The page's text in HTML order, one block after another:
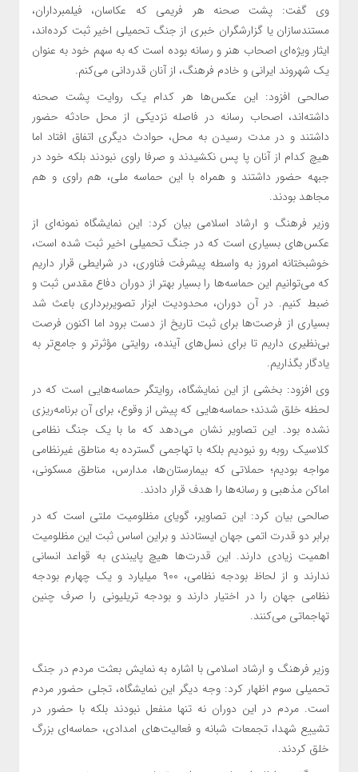
وی گفت: پشت صحنه هر فریمی که عکاسان، فیلمبرداران،
مستندسازان یا گزارشگران خبری از جنگ‌ تحمیلی اخیر ثبت کرده‌اند،
ایثار ویژه‌ای اصحاب هنر و رسانه بوده است که به سهم خود به عنوان
یک شهروند ایرانی و خادم فرهنگ، از آنان قدردانی می‌کنم.
صالحی افزود: این عکس‌ها هر کدام یک روایت پشت صحنه
داشته‌اند، اصحاب رسانه در فاصله نزدیکی از محل‌ حادثه حضور
داشتند و در مدت رسیدن به محل، حوادث دیگری اتفاق افتاد اما
هیچ کدام از آنان پا پس نکشیدند و صرفا راوی نبودند بلکه خود در
جبهه حضور داشتند و همراه با این حماسه ملی، هم راوی و هم
مجاهد بودند.
وزیر فرهنگ و ارشاد اسلامی بیان کرد: این نمایشگاه نمونه‌ای از
عکس‌های بسیاری است که در جنگ تحمیلی اخیر ثبت شده است،
خوشبختانه امروز به واسطه پیشرفت فناوری، در شرایطی قرار داریم
که می‌توانیم این حماسه‌ها را بسیار بهتر از دوران دفاع مقدس ثبت و
ضبط کنیم. در آن دوران، محدودیت ابزار تصویربرداری باعث شد
بسیاری از فرصت‌ها برای ثبت تاریخ از دست برود اما اکنون فرصت
بی‌نظیری داریم تا برای نسل‌های آینده، روایتی مؤثرتر و جامع‌تر به
یادگار بگذاریم.
وی افزود: بخشی از این نمایشگاه، روایتگر حماسه‌هایی است که در
لحظه خلق شدند؛ حماسه‌هایی که پیش از وقوع، برای آن برنامه‌ریزی
نشده بود. این تصاویر نشان می‌دهد که ما با یک جنگ نظامی
کلاسیک روبه رو نبودیم بلکه با تهاجمی گسترده به مناطق غیرنظامی
مواجه بودیم؛ حملاتی که بیمارستان‌ها، مدارس، مناطق مسکونی،
اماکن مذهبی و رسانه‌ها را هدف قرار دادند.
صالحی بیان کرد: این تصاویر، گویای مظلومیت ملتی است که در
برابر دو قدرت اتمی جهان ایستادند و براین اساس ثبت این مظلومیت
اهمیت زیادی دارند. این قدرت‌ها هیچ پایبندی به قواعد انسانی
ندارند و از لحاظ بودجه نظامی، ۹۰۰ میلیارد و یک چهارم بودجه
نظامی جهان را در اختیار دارند و بودجه تریلیونی را صرف چنین
تهاجماتی می‌کنند.
وزیر فرهنگ و ارشاد اسلامی با اشاره به نمایش بعثت مردم در جنگ
تحمیلی سوم اظهار کرد: وجه دیگر این نمایشگاه، تجلی حضور مردم
است. مردم در این دوران نه‌ تنها منفعل نبودند بلکه با حضور در
تشییع شهدا، تجمعات شبانه و فعالیت‌های امدادی، حماسه‌ای بزرگ
خلق کردند.